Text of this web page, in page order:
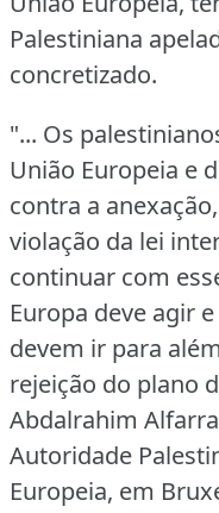
Palestiniana
concretizado.
"... Os
União Europeia e
contra a
violação da lei
continuar com
Europa deve agir
devem ir para
rejeição do plano
Abdalrahim
Autoridade
Europeia, em